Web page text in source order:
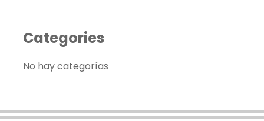
Categories
No hay categorías